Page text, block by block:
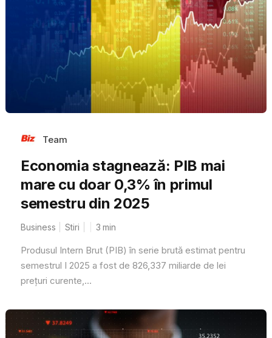
Team
Economia stagnează: PIB mai
mare cu doar 0,3% în primul
semestru din 2025
Business Stiri 3 min
Produsul Intern Brut (PIB) în serie brută estimat pentru
semestrul I 2025 a fost de 826,337 miliarde de lei
prețuri curente,...